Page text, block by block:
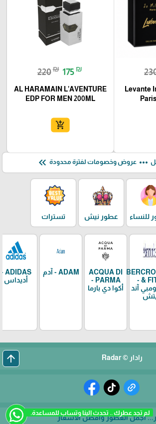
لم تجد عطرك .. تحدث الينا وتساب للمساعدة.
Levante
220₪ 175 ₪
AL HARAMAIN L’AVENTURE
EDP FOR MEN 200ML
add_shopping_cart
more_horiz عروض وخصومات لفترة محدودة keyboard_double_arrow_left
للنساء عطور نيش تسترات
& FITCH -
آند
ACQUA DI
PARMA -
أكوا دي بارما
ADAM - آدم
ADIDAS -
أديداس
رادار © Radar arrow_upward
أجمل العطور وأفضل الأسعار